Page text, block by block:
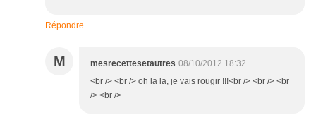
Répondre
M mesrecettesetautres 08/10/2012 18:32
<br /> <br /> oh la la, je vais rougir !!!<br /> <br /> <br
/> <br />